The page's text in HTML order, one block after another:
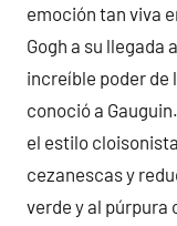
emoción tan viva
Gogh a su llegada
increíble poder de
conoció a
el estilo
cezanescas y
verde y al púrpura